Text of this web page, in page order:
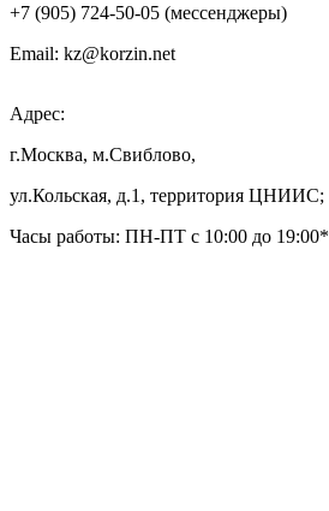
+7 (905) 724-50-05 (мессенджеры)
Email: kz@korzin.net
Адрес:
г.Москва, м.Свиблово,
ул.Кольская, д.1, территория ЦНИИС;
Часы работы: ПН-ПТ с 10:00 до 19:00*